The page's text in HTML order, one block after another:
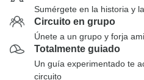
Sumérgete en la historia y
Circuito en grupo
Únete a un grupo y forja
Totalmente guiado
Un guía experimentado te
circuito